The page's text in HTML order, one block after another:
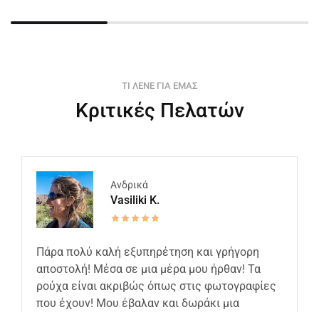
ΤΙ ΛΕΝΕ ΓΙΑ ΕΜΑΣ
Κριτικές Πελατών
Ανδρικά
Vasiliki K.
Πάρα πολύ καλή εξυπηρέτηση και γρήγορη
αποστολή! Μέσα σε μια μέρα μου ήρθαν! Τα
ρούχα είναι ακριβώς όπως στις φωτογραφίες
που έχουν! Μου έβαλαν και δωράκι μια